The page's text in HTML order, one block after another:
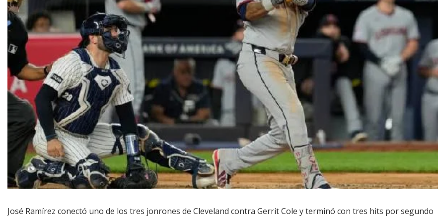
José Ramírez conectó uno de los tres jonrones de Cleveland contra Gerrit Cole y terminó con tres hits por segundo